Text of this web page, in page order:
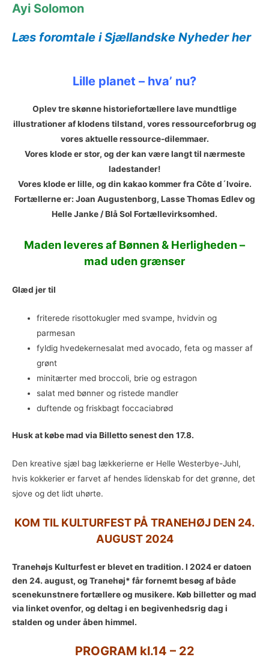
Ayi Solomon
Læs foromtale i Sjællandske Nyheder her
Lille planet – hva’ nu?
Oplev tre skønne historiefortællere lave mundtlige
illustrationer af klodens tilstand, vores ressourceforbrug og
vores aktuelle ressource-dilemmaer.
Vores klode er stor, og der kan være langt til nærmeste
ladestander!
Vores klode er lille, og din kakao kommer fra Côte d´Ivoire.
Fortællerne er: Joan Augustenborg, Lasse Thomas Edlev og
Helle Janke / Blå Sol Fortællevirksomhed.
Maden leveres af Bønnen & Herligheden –
mad uden grænser
Glæd jer til
friterede risottokugler med svampe, hvidvin og
parmesan
fyldig hvedekernesalat med avocado, feta og masser af
grønt
minitærter med broccoli, brie og estragon
salat med bønner og ristede mandler
duftende og friskbagt foccaciabrød
Husk at købe mad via Billetto senest den 17.8.
Den kreative sjæl bag lækkerierne er Helle Westerbye-Juhl,
hvis kokkerier er farvet af hendes lidenskab for det grønne, det
sjove og det lidt uhørte.
KOM TIL KULTURFEST PÅ TRANEHØJ DEN 24.
AUGUST 2024
Tranehøjs Kulturfest er blevet en tradition. I 2024 er datoen
den 24. august, og Tranehøj* får fornemt besøg af både
scenekunstnere fortællere og musikere. Køb billetter og mad
via linket ovenfor, og deltag i en begivenhedsrig dag i
stalden og under åben himmel.
PROGRAM kl.14 – 22